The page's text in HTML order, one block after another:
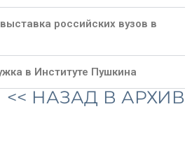
российских вузов в
в Институте Пушкина
<< НАЗАД В АРХИВ